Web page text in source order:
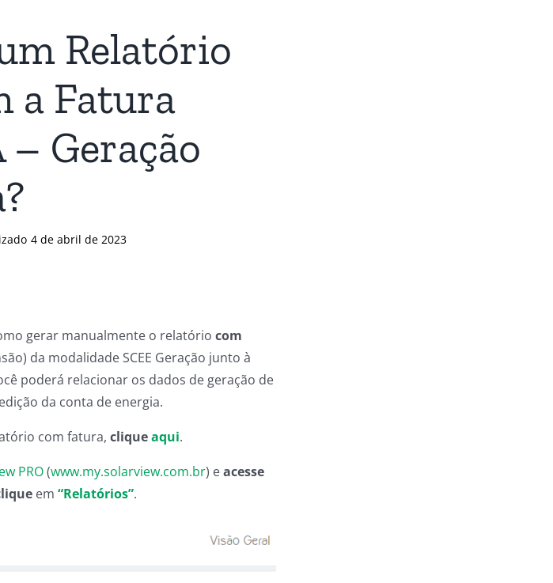
Relatório
a Fatura
Geração
4 de abril de 2023
gerar manualmente o relatório com
da modalidade SCEE Geração junto à
poderá relacionar os dados de geração de
da conta de energia.
com fatura, cliqueaqui.
PRO(www.my.solarview.com.br) eacesse
em “Relatórios”.